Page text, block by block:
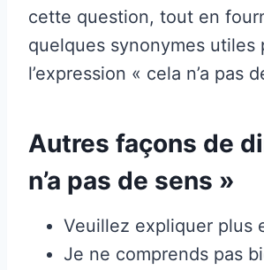
cette question, tout en
quelques synonymes utiles
l’expression « cela n’a pas
Autres façons de
n’a pas de sens »
Veuillez expliquer plus
Je ne comprends pas